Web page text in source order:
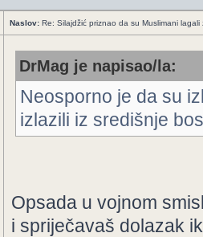
Naslov: Re: Silajdžić priznao da su Muslimani lagali
DrMag je napisao/la:
Neosporno je da su
izlazili iz središnje
Opsada u vojnom
i spriječavaš dolazak